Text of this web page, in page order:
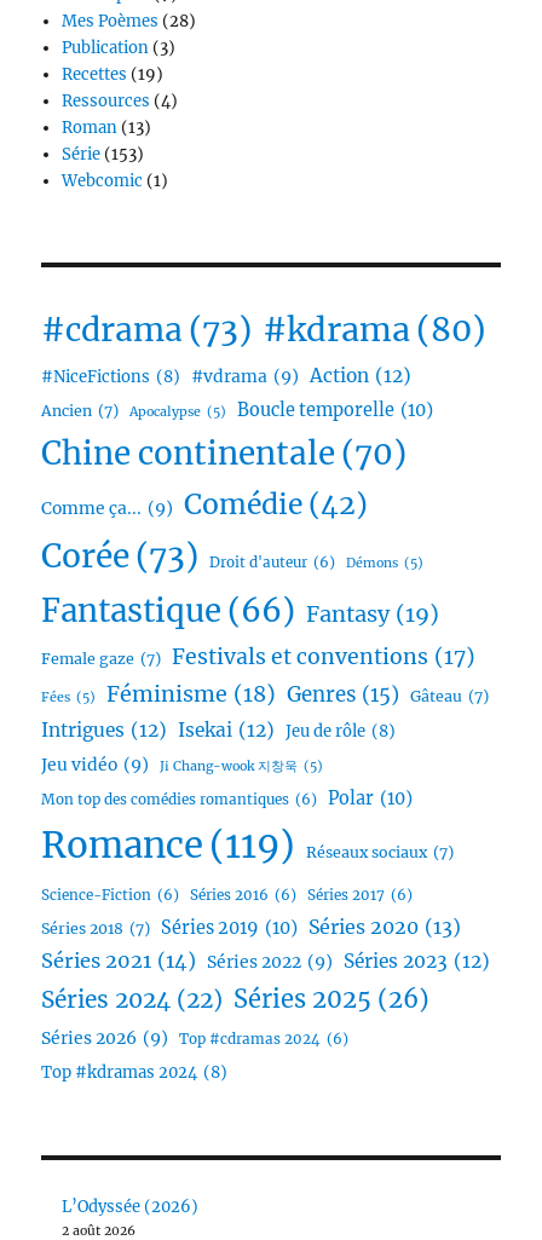
Mes Poèmes (28)
Publication(3)
Recettes (19)
Ressources (4)
Roman(13)
Série(153)
Webcomic (1)
#cdrama (73) #kdrama(80)
#NiceFictions (8) #vdrama (9) Action (12)
Ancien (7) Apocalypse (5) Boucle temporelle (10)
Chine continentale (70)
Comme ça... (9) Comédie (42)
Corée(73) Droit d'auteur (6) Démons (5)
Fantastique (66) Fantasy (19)
Female gaze (7) Festivals et conventions (17)
Fées (5) Féminisme (18) Genres (15) Gâteau (7)
Intrigues (12) Isekai (12) Jeu de rôle (8)
Jeu vidéo (9) Ji Chang-wook 지창욱 (5)
Mon top des comédies romantiques (6) Polar (10)
Romance (119) Réseaux sociaux (7)
Science-Fiction (6) Séries 2016 (6) Séries 2017 (6)
Séries 2018 (7) Séries 2019 (10) Séries 2020 (13)
Séries 2021 (14) Séries 2022 (9) Séries 2023 (12)
Séries 2024 (22) Séries 2025 (26)
Séries 2026 (9) Top #cdramas 2024 (6)
Top #kdramas 2024 (8)
L’Odyssée (2026)
2 août 2026